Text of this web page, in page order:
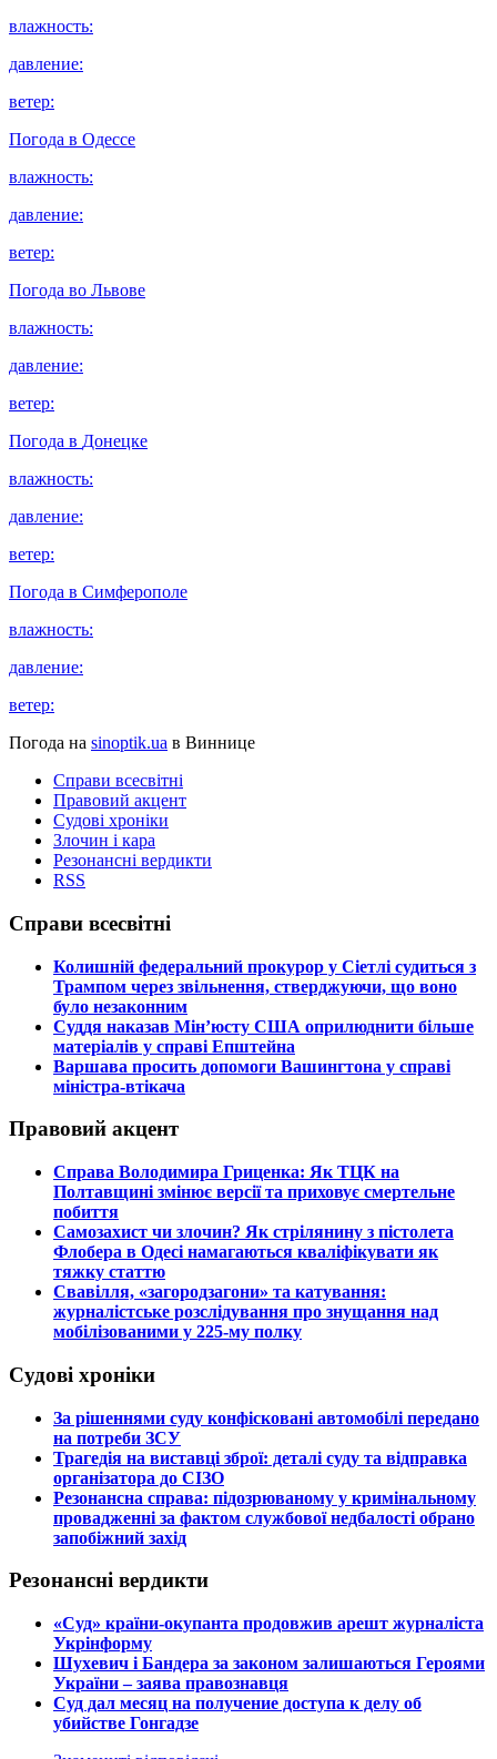
влажность:
давление:
ветер:
Погода в Одессе
влажность:
давление:
ветер:
Погода во Львове
влажность:
давление:
ветер:
Погода в Донецке
влажность:
давление:
ветер:
Погода в Симферополе
влажность:
давление:
ветер:
Погода на sinoptik.ua в Виннице
Справи всесвітні
Правовий акцент
Судові хроніки
Злочин і кара
Резонансні вердикти
RSS
Справи всесвітні
​Колишній федеральний прокурор у Сіетлі судиться з
Трампом через звільнення, стверджуючи, що воно
було незаконним
​Суддя наказав Мін’юсту США оприлюднити більше
матеріалів у справі Епштейна
​Варшава просить допомоги Вашингтона у справі
міністра-втікача
Правовий акцент
​Справа Володимира Гриценка: Як ТЦК на
Полтавщині змінює версії та приховує смертельне
побиття
​Самозахист чи злочин? Як стрілянину з пістолета
Флобера в Одесі намагаються кваліфікувати як
тяжку статтю
​Свавілля, «загородзагони» та катування:
журналістське розслідування про знущання над
мобілізованими у 225-му полку
Судові хроніки
​За рішеннями суду конфісковані автомобілі передано
на потреби ЗСУ
​Трагедія на виставці зброї: деталі суду та відправка
організатора до СІЗО
​Резонансна справа: підозрюваному у кримінальному
провадженні за фактом службової недбалості обрано
запобіжний захід
Резонансні вердикти
​«Суд» країни-окупанта продовжив арешт журналіста
Укрінформу
Шухевич і Бандера за законом залишаються Героями
України – заява правознавця
Суд дал месяц на получение доступа к делу об
убийстве Гонгадзе